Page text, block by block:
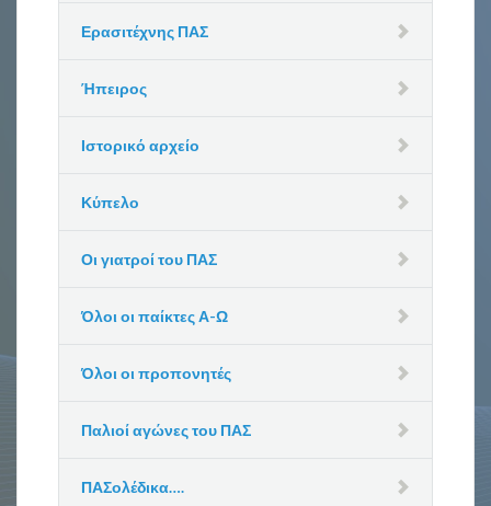
Ερασιτέχνης ΠΑΣ
Ήπειρος
Ιστορικό αρχείο
Κύπελο
Οι γιατροί του ΠΑΣ
Όλοι οι παίκτες Α-Ω
Όλοι οι προπονητές
Παλιοί αγώνες του ΠΑΣ
ΠΑΣολέδικα….